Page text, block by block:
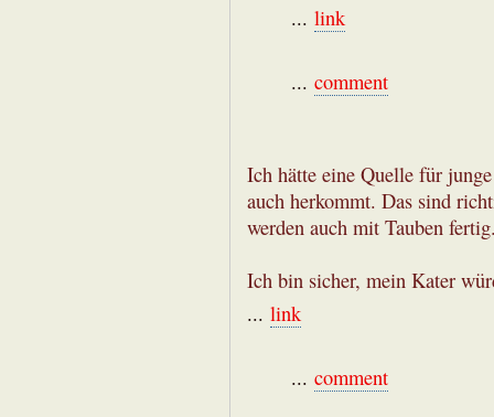
... link
... comment
Ich hätte eine Quelle für
auch herkommt. Das sind
werden auch mit Tauben
Ich bin sicher, mein Kater
... link
... comment